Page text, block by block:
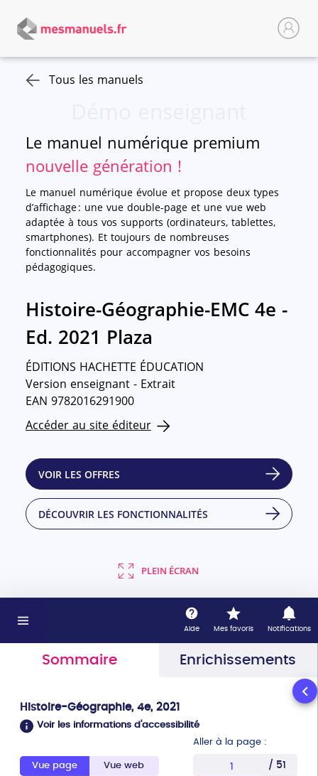
Tous les manuels
Le manuel numérique premium
nouvelle génération !
Le manuel numérique évolue et propose deux types
d’affichage : une vue double-page et une vue web
adaptée à tous vos supports (ordinateurs, tablettes,
smartphones). Et toujours de nombreuses
fonctionnalités pour accompagner vos besoins
pédagogiques.
Histoire-Géographie-EMC 4e -
Ed. 2021 Plaza
ÉDITIONS HACHETTE ÉDUCATION
Version enseignant - Extrait
EAN 9782016291900
Accéder au site éditeur
VOIR LES OFFRES
DÉCOUVRIR LES FONCTIONNALITÉS
PLEIN ÉCRAN